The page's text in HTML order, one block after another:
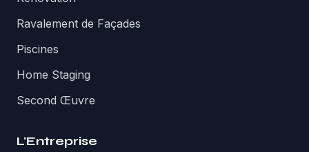
Ravalement de Façades
Piscines
Home Staging
Second Œuvre
L'Entreprise